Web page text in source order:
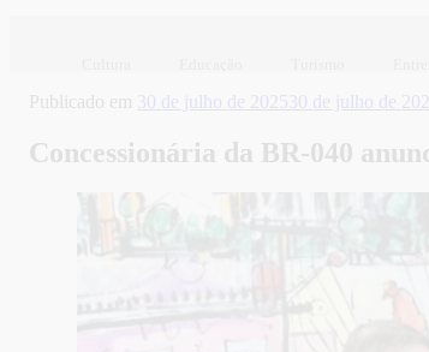
Publicado em 30 de julho de 2025 30 de julho de
Concessionária da BR-040